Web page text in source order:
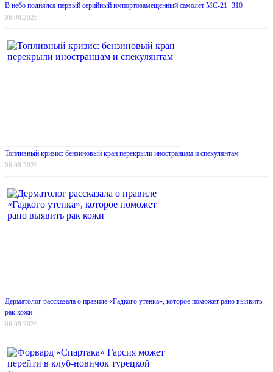
В небо поднялся первый серийный импортозамещенный самолет МС-21−310
06.08.2026
Топливный кризис: бензиновый кран перекрыли иностранцам и спекулянтам
06.08.2026
Дерматолог рассказала о правиле «Гадкого утенка», которое поможет рано выявить
рак кожи
06.08.2026